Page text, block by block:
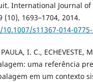
International Journal of
(10), 1693–1704, 2014.
s11367-014-
I. C., ECHEVESTE,
uma referência
em um contexto